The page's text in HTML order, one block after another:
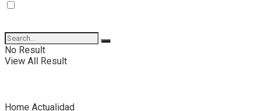
No Result
View All Result
Home Actualidad